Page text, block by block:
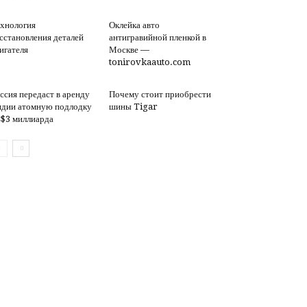
деталей
Оклейка авто
антигравийной пленкой в
Москве —
tonirovkaauto.com
передаст в аренду
атомную подлодку
$3 миллиарда
Почему стоит приобрести
шины Tigar